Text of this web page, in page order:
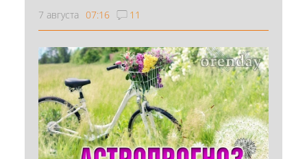
7 августа 07:16 11